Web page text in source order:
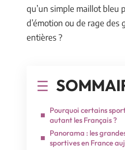
qu’un simple maillot bleu
d’émotion ou de rage des
entières ?
Pourquoi certains
autant les Français ?
Panorama : les
sportives en France